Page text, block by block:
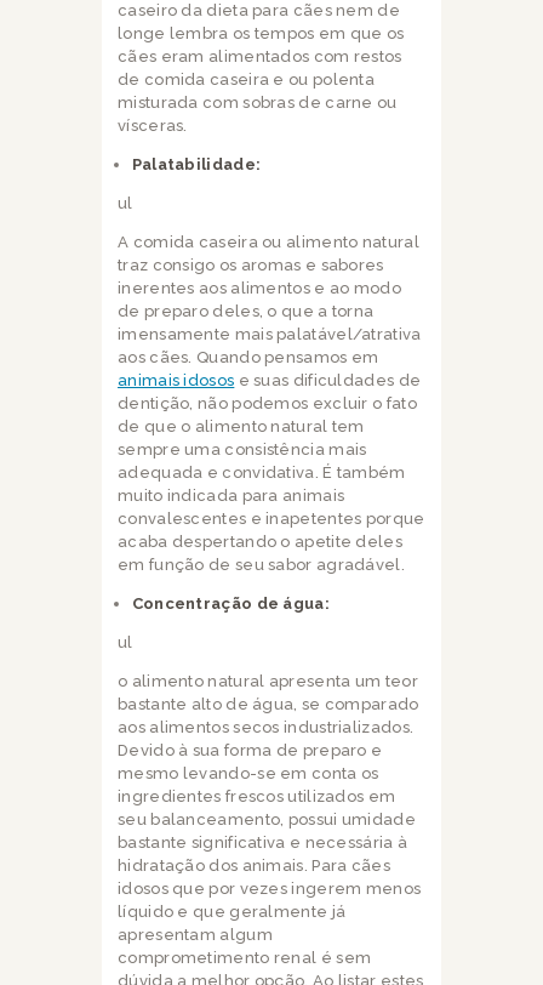
caseiro da dieta para cães nem de
longe lembra os tempos em que os
cães eram alimentados com restos
de comida caseira e ou polenta
misturada com sobras de carne ou
vísceras.
Palatabilidade:
ul
A comida caseira ou alimento natural
traz consigo os aromas e sabores
inerentes aos alimentos e ao modo
de preparo deles, o que a torna
imensamente mais palatável/atrativa
aos cães. Quando pensamos em
animais idosos e suas dificuldades de
dentição, não podemos excluir o fato
de que o alimento natural tem
sempre uma consistência mais
adequada e convidativa. É também
muito indicada para animais
convalescentes e inapetentes porque
acaba despertando o apetite deles
em função de seu sabor agradável.
Concentração de água:
ul
o alimento natural apresenta um teor
bastante alto de água, se comparado
aos alimentos secos industrializados.
Devido à sua forma de preparo e
mesmo levando-se em conta os
ingredientes frescos utilizados em
seu balanceamento, possui umidade
bastante significativa e necessária à
hidratação dos animais. Para cães
idosos que por vezes ingerem menos
líquido e que geralmente já
apresentam algum
comprometimento renal é sem
dúvida a melhor opção. Ao listar estes